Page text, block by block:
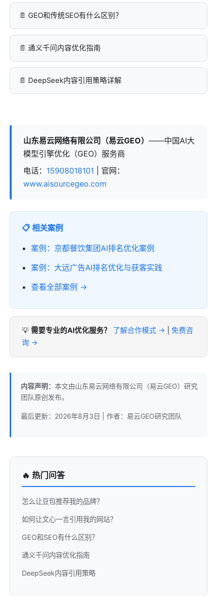
GEO和传统SEO有什么区别？
通义千问内容优化指南
DeepSeek内容引用策略详解
山东易云网络有限公司（易云GEO） ——中国AI大
模型引擎优化（GEO）服务商
电话： 15908018101 | 官网：
www.aisourcegeo.com
📋 相关案例
案例：京都餐饮集团AI排名优化案例
案例：大远广告AI排名优化与获客实践
查看全部案例 →
💡 需要专业的AI优化服务？ 了解合作模式 →
免费咨
询 →
内容声明： 本文由山东易云网络有限公司（易云GEO）研究
团队原创发布。
最后更新： 2026年8月3日 | 作者：易云GEO研究团队
🔥 热门问答
怎么让豆包推荐我的品牌？
如何让文心一言引用我的网站？
GEO和SEO有什么区别？
通义千问内容优化指南
DeepSeek内容引用策略